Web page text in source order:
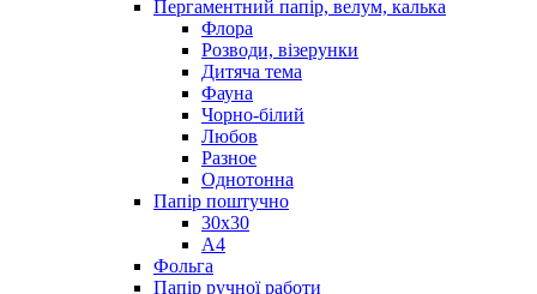
Пергаментний папір, велум, калька
Флора
Розводи, візерунки
Дитяча тема
Фауна
Чорно-білий
Любов
Разное
Однотонна
Папір поштучно
30х30
А4
Фольга
Папір ручної работи